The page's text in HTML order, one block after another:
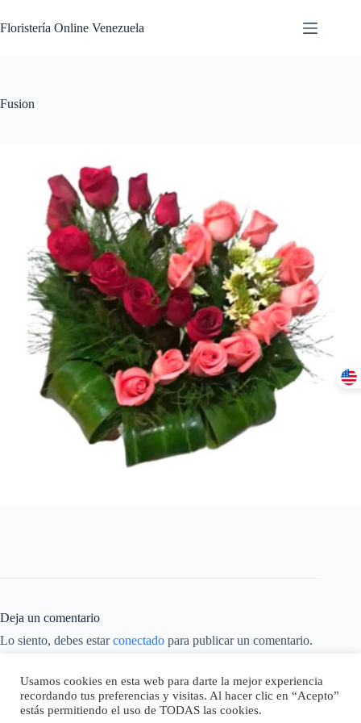
Floristería Online Venezuela
Fusion
Deja un comentario
Lo siento, debes estarconectado para publicar un comentario.
Este sitio usa Akismet para reducir el spam.Aprende cómo se
procesan los datos de tus comentarios.
Usamos cookies en esta web para darte la mejor experiencia
recordando tus preferencias y visitas. Al hacer clic en “Acepto”
estás permitiendo el uso de TODAS las cookies.